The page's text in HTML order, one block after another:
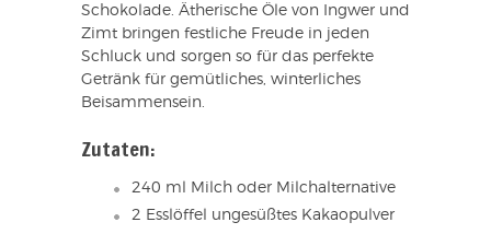
Schokolade. Ätherische Öle von Ingwer und
Zimt bringen festliche Freude in jeden
Schluck und sorgen so für das perfekte
Getränk für gemütliches, winterliches
Beisammensein.
Zutaten:
240 ml Milch oder Milchalternative
2 Esslöffel ungesüßtes Kakaopulver